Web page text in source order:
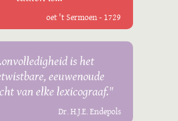
oet 't Sermoen - 1729
is het
eeuwenoude
van elke lexicograaf."
Dr. H.J.E. Endepols